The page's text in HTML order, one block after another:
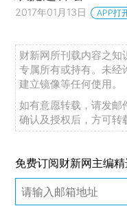
2017年01月13日 APP打
财新网所刊载内容之知
专属所有或持有。未经
建立镜像等任何使用。
如有意愿转载，请发邮
确认及授权后，方可转
免费订阅财新网主编